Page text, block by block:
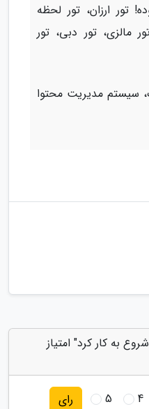
تور ارزان، تور لحظه
مالزی، تور دبی، تور
سیستم مدیریت محتوا
به کار کرد" امتیاز
4
5 رای